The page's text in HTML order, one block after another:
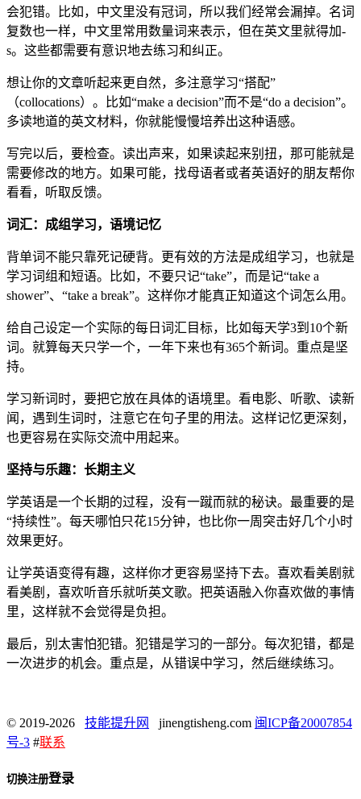
会犯错。比如，中文里没有冠词，所以我们经常会漏掉。名词
复数也一样，中文里常用数量词来表示，但在英文里就得加-
s。这些都需要有意识地去练习和纠正。
想让你的文章听起来更自然，多注意学习“搭配”
（collocations）。比如“make a decision”而不是“do a decision”。
多读地道的英文材料，你就能慢慢培养出这种语感。
写完以后，要检查。读出声来，如果读起来别扭，那可能就是
需要修改的地方。如果可能，找母语者或者英语好的朋友帮你
看看，听取反馈。
词汇：成组学习，语境记忆
背单词不能只靠死记硬背。更有效的方法是成组学习，也就是
学习词组和短语。比如，不要只记“take”，而是记“take a
shower”、“take a break”。这样你才能真正知道这个词怎么用。
给自己设定一个实际的每日词汇目标，比如每天学3到10个新
词。就算每天只学一个，一年下来也有365个新词。重点是坚
持。
学习新词时，要把它放在具体的语境里。看电影、听歌、读新
闻，遇到生词时，注意它在句子里的用法。这样记忆更深刻，
也更容易在实际交流中用起来。
坚持与乐趣：长期主义
学英语是一个长期的过程，没有一蹴而就的秘诀。最重要的是
“持续性”。每天哪怕只花15分钟，也比你一周突击好几个小时
效果更好。
让学英语变得有趣，这样你才更容易坚持下去。喜欢看美剧就
看美剧，喜欢听音乐就听英文歌。把英语融入你喜欢做的事情
里，这样就不会觉得是负担。
最后，别太害怕犯错。犯错是学习的一部分。每次犯错，都是
一次进步的机会。重点是，从错误中学习，然后继续练习。
© 2019-2026 技能提升网 jinengtisheng.com 闽ICP备20007854
号-3 #联系
切换注册登录